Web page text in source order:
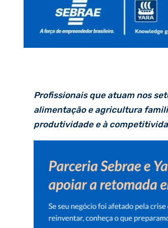
Profissionais que atuam nos
alimentação e agricultura
produtividade e à